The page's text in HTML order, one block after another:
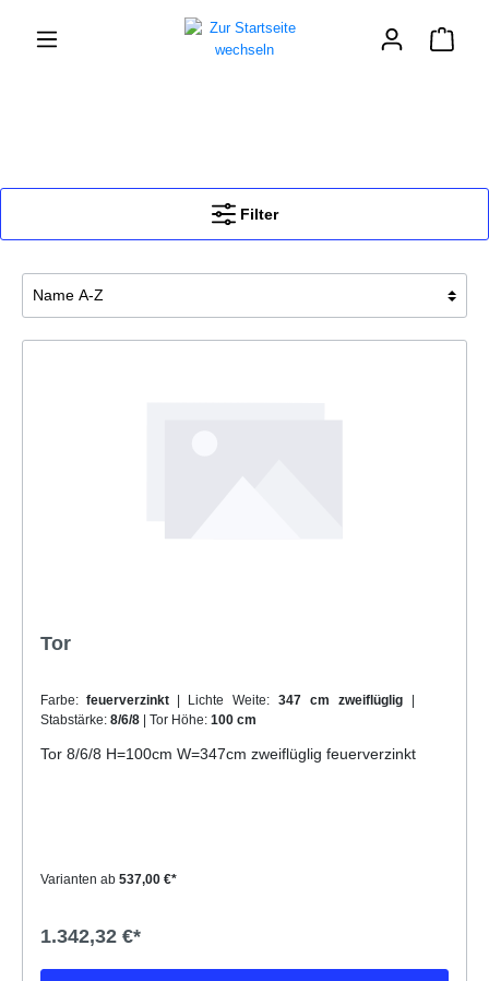
Filter
Tor
Farbe: feuerverzinkt | Lichte Weite: 347 cm zweiflüglig
Stabstärke: 8/6/8 | Tor Höhe: 100 cm
Tor 8/6/8 H=100cm W=347cm zweiflüglig feuerverzinkt
Varianten ab 537,00 €*
1.342,32 €*